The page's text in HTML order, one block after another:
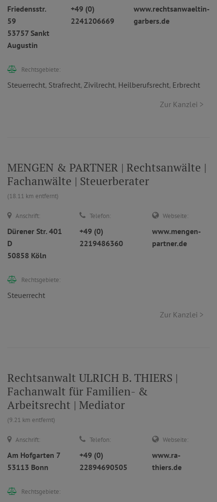
Friedensstr.
59
53757 Sankt
Augustin
+49 (0)
2241206669
www.rechtsanwaeltin-
garbers.de
Rechtsgebiete:
Steuerrecht, Strafrecht, Zivilrecht, Heilberufsrecht, Erbrecht
Zur Kanzlei >
MENGEN & PARTNER | Rechtsanwälte |
Fachanwälte | Steuerberater
(18.11 km entfernt)
Anschrift:
Dürener Str. 401
D
50858 Köln
Telefon:
+49 (0)
2219486360
Webseite:
www.mengen-
partner.de
Rechtsgebiete:
Steuerrecht
Zur Kanzlei >
Rechtsanwalt ULRICH B. THIERS |
Fachanwalt für Familien- &
Arbeitsrecht | Mediator
(9.21 km entfernt)
Anschrift:
Am Hofgarten 7
53113 Bonn
Telefon:
+49 (0)
22894690505
Webseite:
www.ra-
thiers.de
Rechtsgebiete: